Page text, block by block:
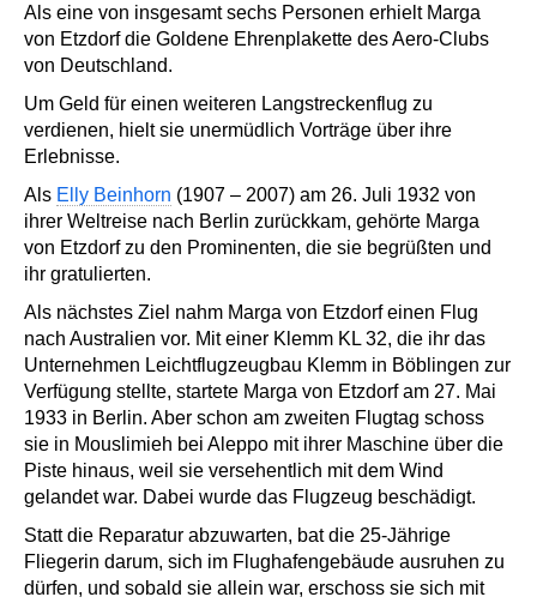
Als eine von insgesamt sechs Personen erhielt Marga
von Etzdorf die Goldene Ehrenplakette des Aero-Clubs
von Deutschland.
Um Geld für einen weiteren Langstreckenflug zu
verdienen, hielt sie unermüdlich Vorträge über ihre
Erlebnisse.
Als Elly Beinhorn (1907 – 2007) am 26. Juli 1932 von
ihrer Weltreise nach Berlin zurückkam, gehörte Marga
von Etzdorf zu den Prominenten, die sie begrüßten und
ihr gratulierten.
Als nächstes Ziel nahm Marga von Etzdorf einen Flug
nach Australien vor. Mit einer Klemm KL 32, die ihr das
Unternehmen Leichtflugzeugbau Klemm in Böblingen zur
Verfügung stellte, startete Marga von Etzdorf am 27. Mai
1933 in Berlin. Aber schon am zweiten Flugtag schoss
sie in Mouslimieh bei Aleppo mit ihrer Maschine über die
Piste hinaus, weil sie versehentlich mit dem Wind
gelandet war. Dabei wurde das Flugzeug beschädigt.
Statt die Reparatur abzuwarten, bat die 25-Jährige
Fliegerin darum, sich im Flughafengebäude ausruhen zu
dürfen, und sobald sie allein war, erschoss sie sich mit